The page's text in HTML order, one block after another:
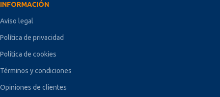
INFORMACIÓN
Aviso legal
Política de privacidad
Política de cookies
Términos y condiciones
Opiniones de clientes